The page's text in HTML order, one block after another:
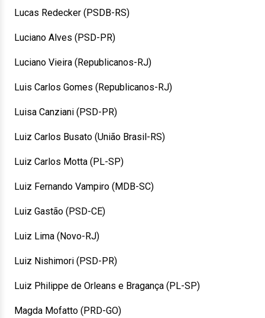
Lucas Redecker (PSDB-RS)
Luciano Alves (PSD-PR)
Luciano Vieira (Republicanos-RJ)
Luis Carlos Gomes (Republicanos-RJ)
Luisa Canziani (PSD-PR)
Luiz Carlos Busato (União Brasil-RS)
Luiz Carlos Motta (PL-SP)
Luiz Fernando Vampiro (MDB-SC)
Luiz Gastão (PSD-CE)
Luiz Lima (Novo-RJ)
Luiz Nishimori (PSD-PR)
Luiz Philippe de Orleans e Bragança (PL-SP)
Magda Mofatto (PRD-GO)